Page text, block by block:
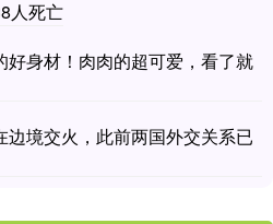
人死亡
身材！肉肉的超可爱，看了就
境交火，此前两国外交关系已